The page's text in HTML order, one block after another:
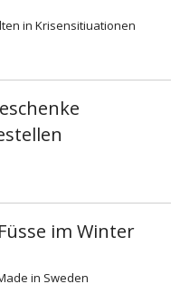
in Krisensitiuationen
im Winter
in Sweden